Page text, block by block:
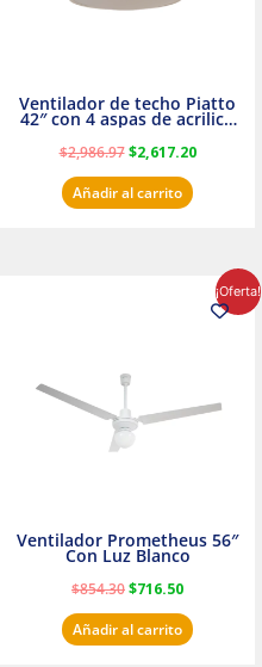
Ventilador de techo Piatto
42″ con 4 aspas de acrilico
transparente
$2,986.97 $2,617.20
Añadir al carrito
¡Oferta!
Ventilador Prometheus 56″
Con Luz Blanco
$854.30$716.50
precio
actual
Añadir al carrito